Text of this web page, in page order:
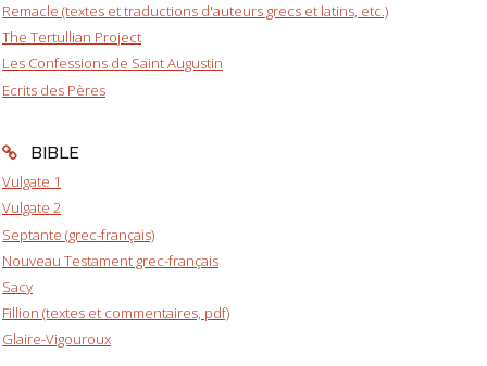
Remacle (textes et traductions d'auteurs grecs et latins, etc.)
The Tertullian Project
Les Confessions de Saint Augustin
Ecrits des Pères
BIBLE
Vulgate 1
Vulgate 2
Septante (grec-français)
Nouveau Testament grec-français
Sacy
Fillion (textes et commentaires, pdf)
Glaire-Vigouroux